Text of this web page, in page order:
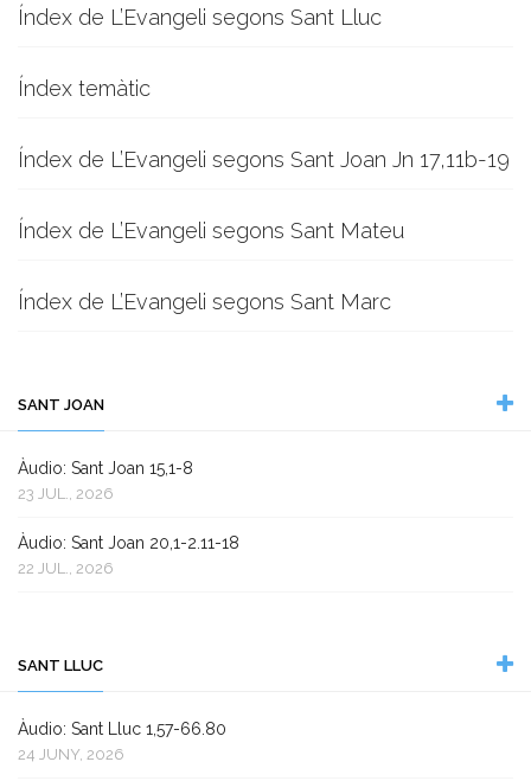
Índex de L’Evangeli segons Sant Lluc
Índex temàtic
Índex de L’Evangeli segons Sant Joan Jn 17,11b-19
Índex de L’Evangeli segons Sant Mateu
Índex de L’Evangeli segons Sant Marc
SANT JOAN
Àudio: Sant Joan 15,1-8
23 JUL., 2026
Àudio: Sant Joan 20,1-2.11-18
22 JUL., 2026
SANT LLUC
Àudio: Sant Lluc 1,57-66.80
24 JUNY, 2026